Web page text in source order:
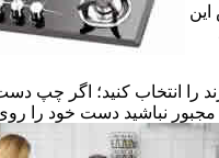
این
انتخاب کنید؛ اگر چپ
نباشید دست خود را